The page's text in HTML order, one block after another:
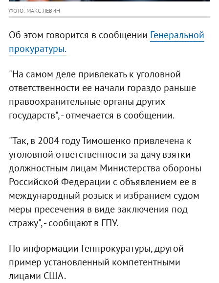
ФОТО: МАКС ЛЕВИН
Об этом говорится в сообщении Генеральной
прокуратуры.
"На самом деле привлекать к уголовной
ответственности ее начали гораздо раньше
правоохранительные органы других
государств", - отмечается в сообщении.
"Так, в 2004 году Тимошенко привлечена к
уголовной ответственности за дачу взятки
должностным лицам Министерства обороны
Российской Федерации с объявлением ее в
международный розыск и избранием судом
меры пресечения в виде заключения под
стражу", - сообщают в ГПУ.
По информации Генпрокуратуры, другой
пример установленный компетентными
лицами США.